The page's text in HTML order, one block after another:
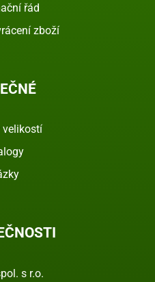
řád
zboží
velikostí
s r.o.